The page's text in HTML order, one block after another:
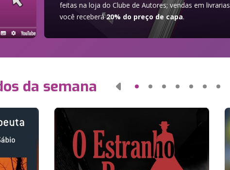
feitas na loja do Clube de Autores; vendas em livrarias
você receberá20% do preço de capa.
da semana